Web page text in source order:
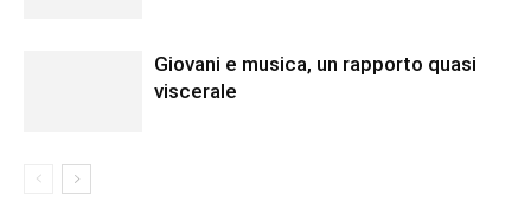
Giovani e musica, un rapporto quasi
viscerale